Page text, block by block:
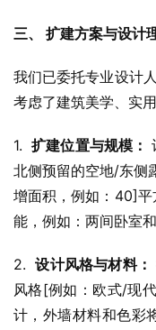
三、 扩建方案与设计
我们已委托专业设计
考虑了建筑美学、实
1. 扩建位置与规模：
北侧预留的空地/东侧
增面积，例如：40]
能，例如：两间卧室
2. 设计风格与材料：
风格[例如：欧式/现
计，外墙材料和色彩